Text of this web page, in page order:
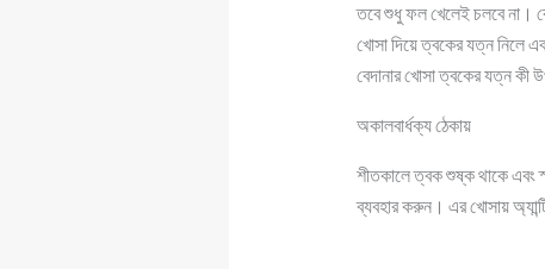
তবে শুধু ফল খেলেই চলবে না।
খোসা দিয়ে ত্বকের যত্ন নিলে
বেদানার খোসা ত্বকের যত্ন কী
অকালবার্ধক্য ঠেকায়
শীতকালে ত্বক শুষ্ক থাকে এবং
ব্যবহার করুন। এর খোসায়